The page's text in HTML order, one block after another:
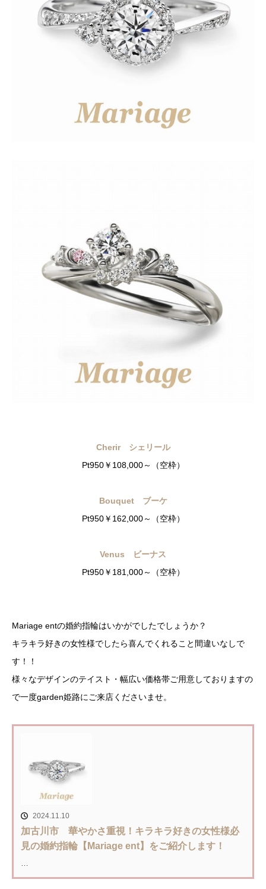
Cherir シェリール
Pt950￥108,000～（空枠）
Bouquet ブーケ
Pt950￥162,000～（空枠）
Venus ビーナス
Pt950￥181,000～（空枠）
Mariage entの婚約指輪はいかがでしたでしょうか？
キラキラ好きの女性様でしたら喜んでくれること間違いなしで
す！！
様々なデザインのテイスト・幅広い価格帯ご用意しておりますの
で一度garden姫路にご来店くださいませ。
2024.11.10
加古川市 華やかさ重視！キラキラ好きの女性様必
見の婚約指輪【Mariage ent】をご紹介します！